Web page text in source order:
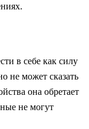
в себе как силу
не может сказать
она обретает
не могут